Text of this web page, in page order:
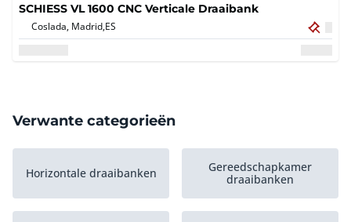
SCHIESS VL 1600 CNC Verticale Draaibank
Coslada, Madrid,ES
Verwante categorieën
Horizontale draaibanken
Gereedschapkamer
draaibanken